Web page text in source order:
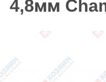
4,8мм